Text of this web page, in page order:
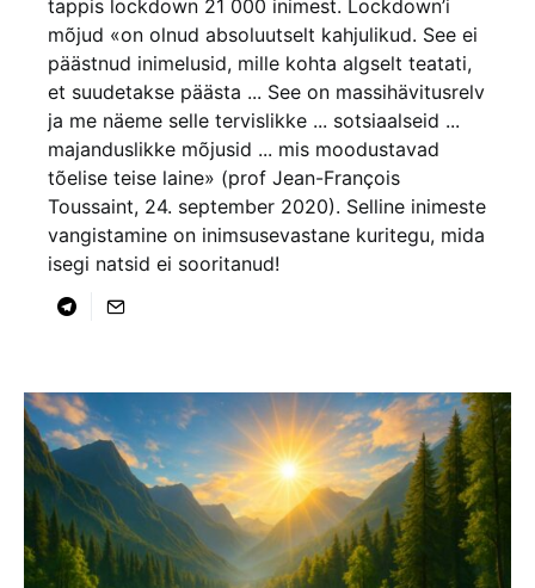
tappis lockdown 21 000 inimest. Lockdown’i
mõjud «on olnud absoluutselt kahjulikud. See ei
päästnud inimelusid, mille kohta algselt teatati,
et suudetakse päästa ... See on massihävitusrelv
ja me näeme selle tervislikke ... sotsiaalseid ...
majanduslikke mõjusid ... mis moodustavad
tõelise teise laine» (prof Jean-François
Toussaint, 24. september 2020). Selline inimeste
vangistamine on inimsusevastane kuritegu, mida
isegi natsid ei sooritanud!